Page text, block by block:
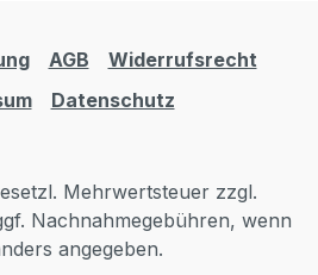
AGB
Widerrufsrecht
Datenschutz
Mehrwertsteuer zzgl.
Nachnahmegebühren, wenn
angegeben.